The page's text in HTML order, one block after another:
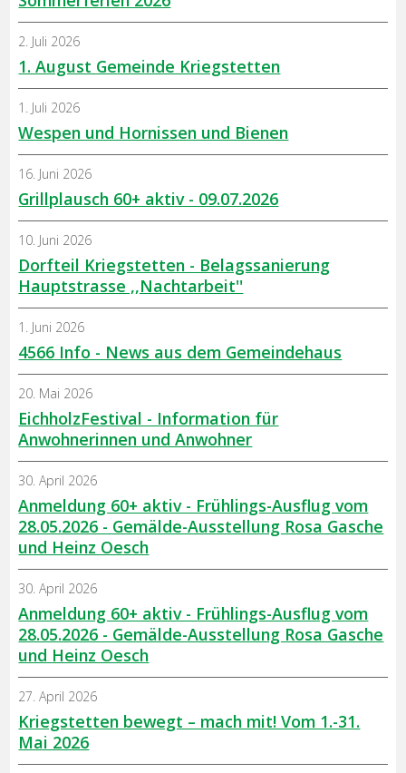
1. August Gemeinde Kriegstetten
2. Juli 2026
Wespen und Hornissen und Bienen
1. Juli 2026
Grillplausch 60+ aktiv - 09.07.2026
16. Juni 2026
Dorfteil Kriegstetten - Belagssanierung
Hauptstrasse ,,Nachtarbeit''
10. Juni 2026
4566 Info - News aus dem Gemeindehaus
1. Juni 2026
EichholzFestival - Information für
Anwohnerinnen und Anwohner
20. Mai 2026
Anmeldung 60+ aktiv - Frühlings-Ausflug vom
28.05.2026 - Gemälde-Ausstellung Rosa Gasche
und Heinz Oesch
30. April 2026
Anmeldung 60+ aktiv - Frühlings-Ausflug vom
28.05.2026 - Gemälde-Ausstellung Rosa Gasche
und Heinz Oesch
30. April 2026
Kriegstetten bewegt – mach mit! Vom 1.-31.
Mai 2026
27. April 2026